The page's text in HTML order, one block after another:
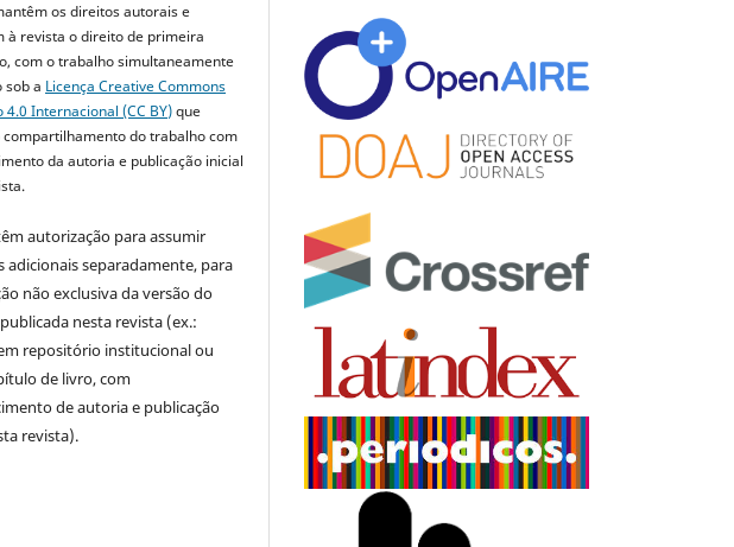
os direitos autorais e
à revista o direito de primeira
com o trabalho simultaneamente
sob a Licença Creative Commons
4.0 Internacional (CC BY)que
do trabalho com
da autoria e publicação inicial
autorização para assumir
adicionais separadamente, para
não exclusiva da versão do
nesta revista (ex.:
repositório institucional ou
de livro, com
de autoria e publicação
revista).